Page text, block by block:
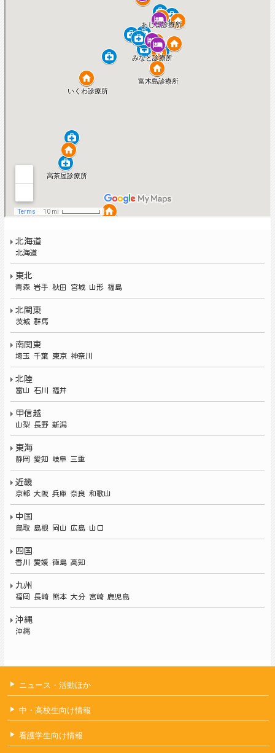
北海道
北海道
東北
青森 岩手 秋田 宮城 山形 福島
北関東
茨城 群馬
南関東
埼玉 千葉 東京 神奈川
北陸
富山 石川 福井
甲信越
山梨 長野 新潟
東海
静岡 愛知 岐阜 三重
近畿
京都 大阪 兵庫 奈良 和歌山
中国
鳥取 島根 岡山 広島 山口
四国
香川 愛媛 徳島 高知
九州
福岡 長崎 熊本 大分 宮崎 鹿児島
沖縄
沖縄
ニュース・活動ほか
中・高校生向け情報
看護学生向け情報